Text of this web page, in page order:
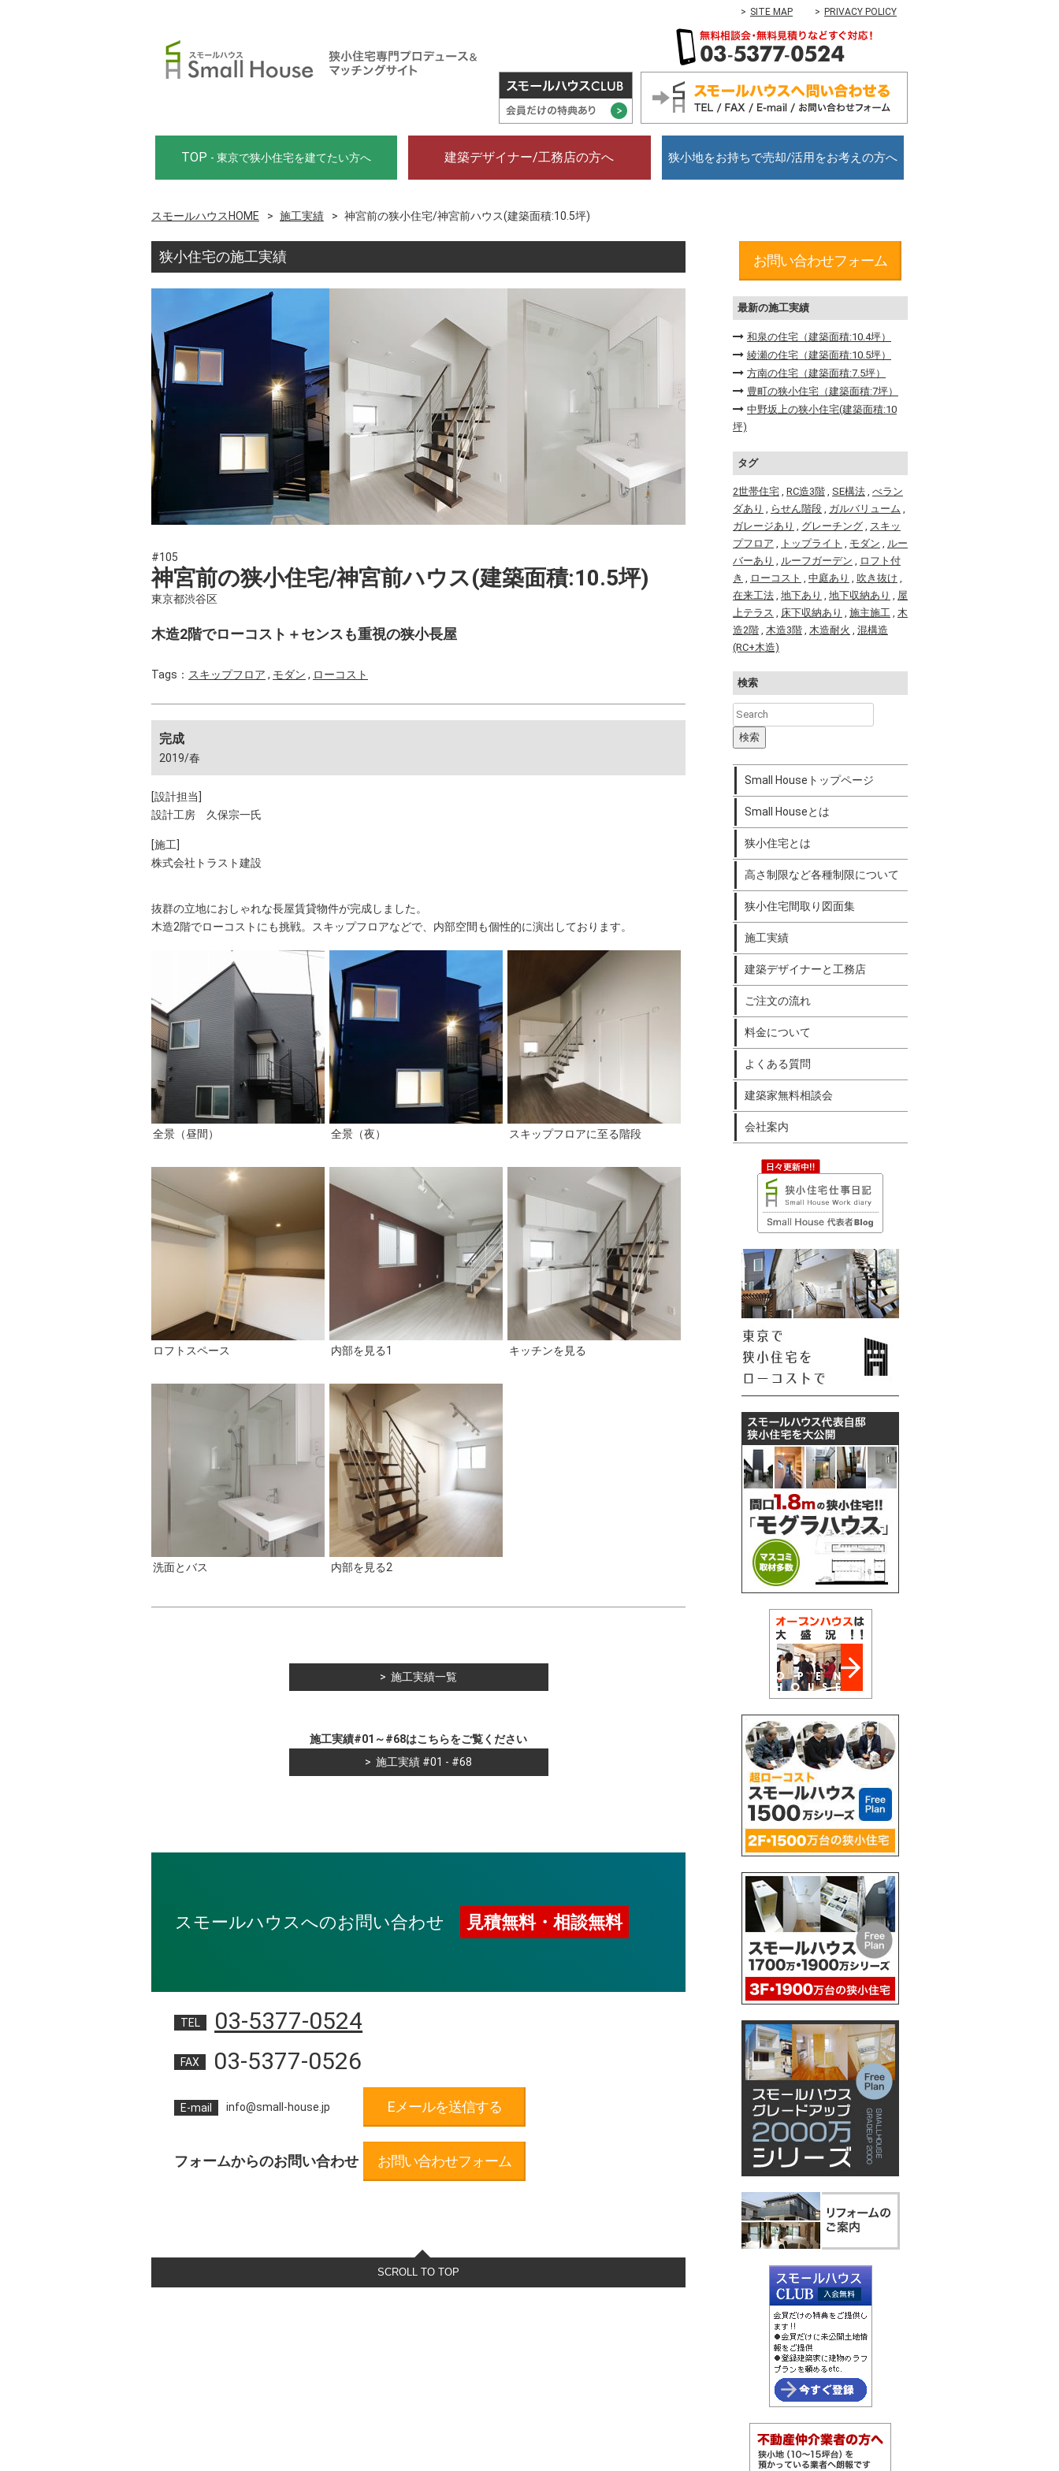
SITE MAP PRIVACY POLICY
TOP - 東京で狭小住宅を建てたい方へ 建築デザイナー/工務店の方へ 狭小地をお持ちで売却/活用をお考えの方へ
スモールハウスHOME 施工実績 神宮前の狭小住宅/神宮前ハウス(建築面積:10.5坪)
狭小住宅の施工実績
#105
神宮前の狭小住宅/神宮前ハウス(建築面積:10.5坪)
東京都渋谷区
木造2階でローコスト＋センスも重視の狭小長屋
Tags： スキップフロア , モダン , ローコスト
完成
2019/春
[設計担当]
設計工房 久保宗一氏
[施工]
株式会社トラスト建設
抜群の立地におしゃれな長屋賃貸物件が完成しました。
木造2階でローコストにも挑戦。スキップフロアなどで、内部空間も個性的に演出しております。
全景（昼間） 全景（夜） スキップフロアに至る階段
ロフトスペース 内部を見る1 キッチンを見る
洗面とバス 内部を見る2
施工実績一覧
施工実績#01～#68はこちらをご覧ください
施工実績 #01 - #68
スモールハウスへのお問い合わせ 見積無料・相談無料
TEL 03-5377-0524
FAX 03-5377-0526
E-mail info@small-house.jp Eメールを送信する
フォームからのお問い合わせ お問い合わせフォーム
SCROLL TO TOP
お問い合わせフォーム
最新の施工実績
和泉の住宅（建築面積:10.4坪）
綾瀬の住宅（建築面積:10.5坪）
方南の住宅（建築面積:7.5坪）
豊町の狭小住宅（建築面積:7坪）
中野坂上の狭小住宅(建築面積:10
坪)
タグ
2世帯住宅 RC造3階 SE構法 べラン
ダあり
らせん階段 ガルバリューム
ガレージあり
グレーチング
スキッ
プフロア
トップライト モダン
ルー
バーあり
ルーフガーデン
ロフト付
き
ローコスト 中庭あり 吹き抜け
在来工法 地下あり 地下収納あり
屋
上テラス
床下収納あり 施主施工
木
造2階
木造3階 木造耐火
混構造
(RC+木造)
検索
Small Houseトップページ
Small Houseとは
狭小住宅とは
高さ制限など各種制限について
狭小住宅間取り図面集
施工実績
建築デザイナーと工務店
ご注文の流れ
料金について
よくある質問
建築家無料相談会
会社案内